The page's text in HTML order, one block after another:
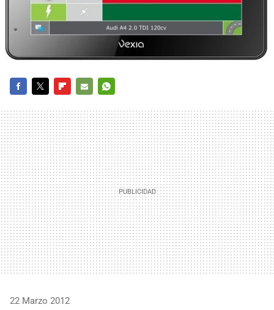
MAIL
22 Marzo 2012